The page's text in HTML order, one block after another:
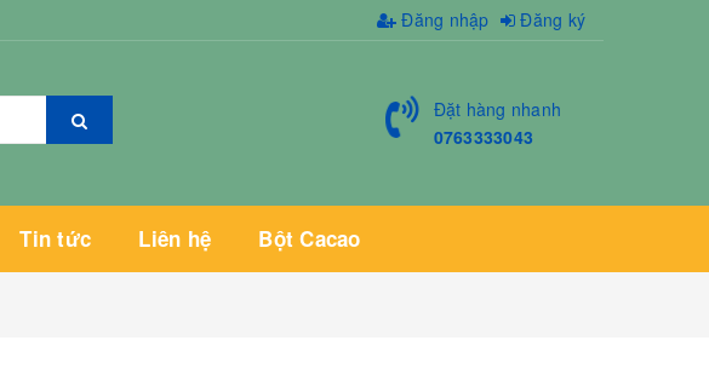
Đăng nhập Đăng ký
Đặt hàng nhanh
0763333043
Tin tức Liên hệ Bột Cacao